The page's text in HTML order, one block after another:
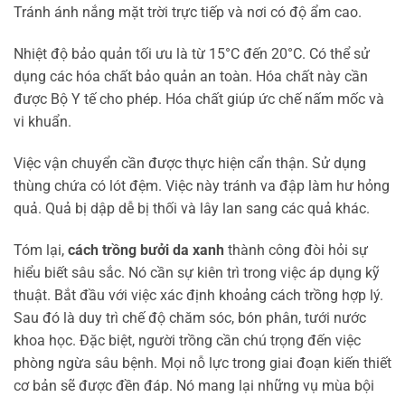
Tránh ánh nắng mặt trời trực tiếp và nơi có độ ẩm cao.
Nhiệt độ bảo quản tối ưu là từ 15°C đến 20°C. Có thể sử
dụng các hóa chất bảo quản an toàn. Hóa chất này cần
được Bộ Y tế cho phép. Hóa chất giúp ức chế nấm mốc và
vi khuẩn.
Việc vận chuyển cần được thực hiện cẩn thận. Sử dụng
thùng chứa có lót đệm. Việc này tránh va đập làm hư hỏng
quả. Quả bị dập dễ bị thối và lây lan sang các quả khác.
Tóm lại, cách trồng bưởi da xanh thành công đòi hỏi sự
hiểu biết sâu sắc. Nó cần sự kiên trì trong việc áp dụng kỹ
thuật. Bắt đầu với việc xác định khoảng cách trồng hợp lý.
Sau đó là duy trì chế độ chăm sóc, bón phân, tưới nước
khoa học. Đặc biệt, người trồng cần chú trọng đến việc
phòng ngừa sâu bệnh. Mọi nỗ lực trong giai đoạn kiến thiết
cơ bản sẽ được đền đáp. Nó mang lại những vụ mùa bội